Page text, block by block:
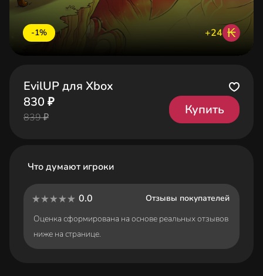
-1% +24 ₭
EvilUP для Xbox
830 ₽
839 ₽
Купить
Что думают игроки
0.0
Отзывы покупателей
Оценка сформирована на основе реальных отзывов
ниже на странице.